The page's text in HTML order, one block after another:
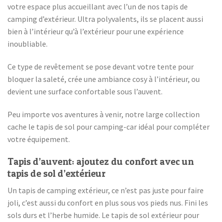
votre espace plus accueillant avec l’un de nos tapis de
camping d’extérieur. Ultra polyvalents, ils se placent aussi
bien à l’intérieur qu’à l’extérieur pour une expérience
inoubliable.
Ce type de revêtement se pose devant votre tente pour
bloquer la saleté, crée une ambiance cosy à l’intérieur, ou
devient une surface confortable sous l’auvent.
Peu importe vos aventures à venir, notre large collection
cache le tapis de sol pour camping-car idéal pour compléter
votre équipement.
Tapis d’auvent: ajoutez du confort avec un
tapis de sol d’extérieur
Un tapis de camping extérieur, ce n’est pas juste pour faire
joli, c’est aussi du confort en plus sous vos pieds nus. Fini les
sols durs et l’herbe humide. Le tapis de sol extérieur pour